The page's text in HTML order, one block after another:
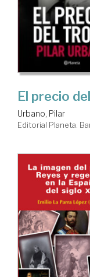
El precio
Urbano, Pilar
Editorial Planeta.